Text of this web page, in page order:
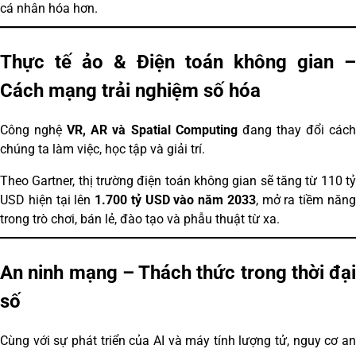
cá nhân hóa hơn.
Thực tế ảo & Điện toán không gian –
Cách mạng trải nghiệm số hóa
Công nghệVR, AR và Spatial Computingđang thay đổi cách
chúng ta làm việc, học tập và giải trí.
Theo Gartner, thị trường điện toán không gian sẽ tăng từ 110 tỷ
USD hiện tại lên 1.700 tỷ USD vào năm 2033, mở ra tiềm năng
trong trò chơi, bán lẻ, đào tạo và phẫu thuật từ xa.
An ninh mạng – Thách thức trong thời đại
số
Cùng với sự phát triển của AI và máy tính lượng tử, nguy cơ an